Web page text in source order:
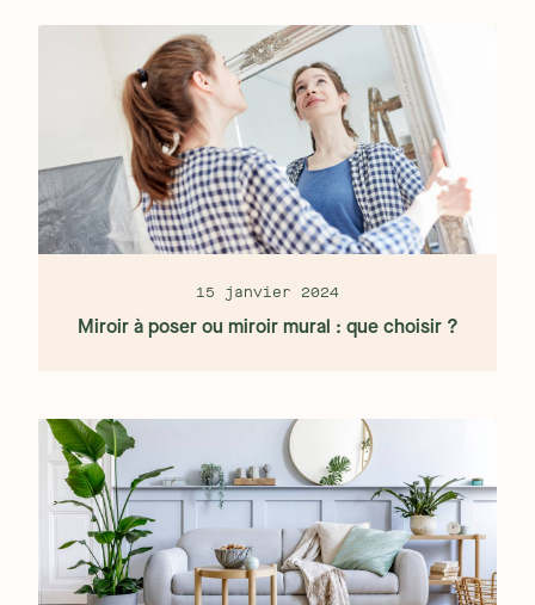
15 janvier 2024
Miroir à poser ou miroir mural : que choisir ?